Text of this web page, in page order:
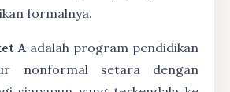
formalnya.
A adalah program pendidikan
nonformal setara dengan